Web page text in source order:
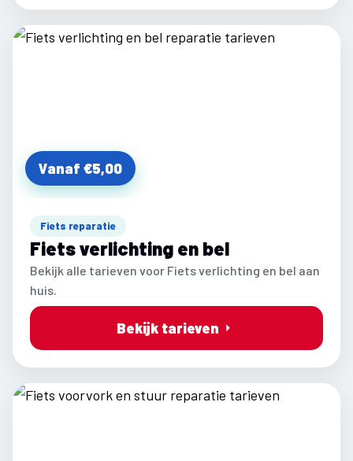
Vanaf €5,00
Fiets reparatie
Fiets verlichting en bel
Bekijk alle tarieven voor Fiets verlichting en bel aan
huis.
Bekijk tarieven